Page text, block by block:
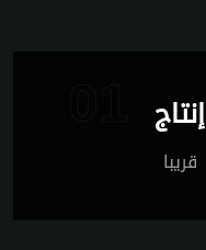
إنتاج
قريبا